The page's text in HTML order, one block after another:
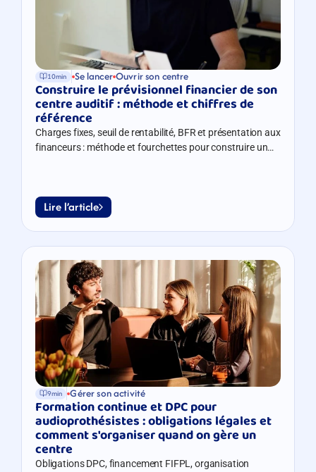
10min Se lancer Ouvrir son centre
Construire le prévisionnel financier de son
centre auditif : méthode et chiffres de
référence
Charges fixes, seuil de rentabilité, BFR et présentation aux
financeurs : méthode et fourchettes pour construire un
Lire l’article
9min Gérer son activité
Formation continue et DPC pour
audioprothésistes : obligations légales et
comment s'organiser quand on gère un
centre
Obligations DPC, financement FIFPL, organisation